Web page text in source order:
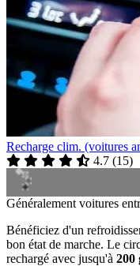
Recharge clim. (voitures
4.7 (15)
Généralement voitures
Bénéficiez d'un
bon état de marche. Le
rechargé avec jusqu'à 200